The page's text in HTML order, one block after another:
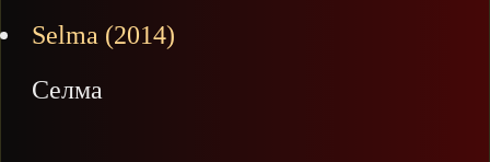
Selma (2014)
Селма